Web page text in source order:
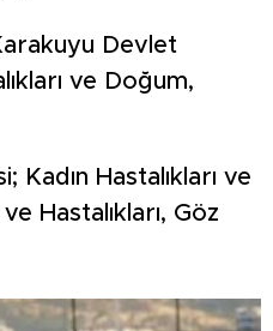
Devlet
ve Doğum,
Kadın Hastalıkları ve
Hastalıkları, Göz